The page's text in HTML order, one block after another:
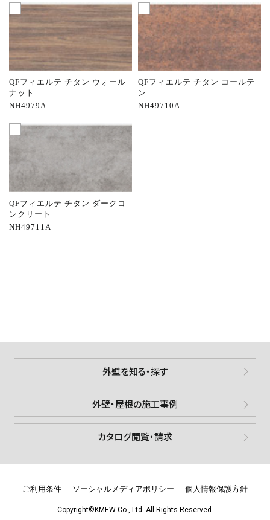
QFフィエルテ チタン ウォール
ナット
NH4979A
QFフィエルテ チタン コールテ
ン
NH49710A
QFフィエルテ チタン ダークコ
ンクリート
NH49711A
外壁を知る・探す
外壁・屋根の施工事例
カタログ閲覧・請求
Copyright©KMEW Co., Ltd. All Rights Reserved.
ご利用条件 ソーシャルメディアポリシー 個人情報保護方針